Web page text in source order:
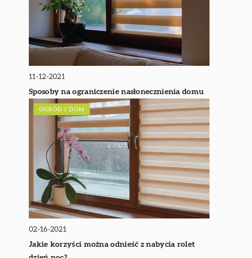
11-12-2021
Sposoby na ograniczenie nasłonecznienia domu
OGRÓD I DOM
02-16-2021
Jakie korzyści można odnieść z nabycia rolet